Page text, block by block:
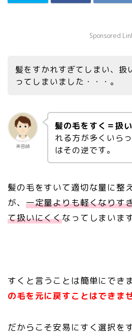
Sponsored
髪をすかれすぎてしまい、扱
ってしまいました・・・。
美容師
髪の毛をすく＝扱
れる方が多くいら
はその逆です。
髪の毛をすいて適切な量に整
が、 一定量よりも軽くなり
て扱いにくくなってしまいます
すくと言うことは簡単にでき
の毛を元に戻すことはできま
だからこそ安易にすく選択を